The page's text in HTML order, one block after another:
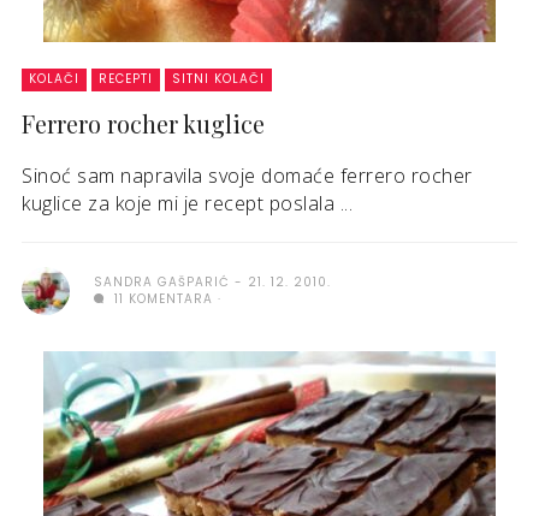
KOLAČI RECEPTI SITNI KOLAČI
Ferrero rocher kuglice
Sinoć sam napravila svoje domaće ferrero rocher
kuglice za koje mi je recept poslala ...
SANDRA GAŠPARIĆ
21. 12. 2010.
11 KOMENTARA